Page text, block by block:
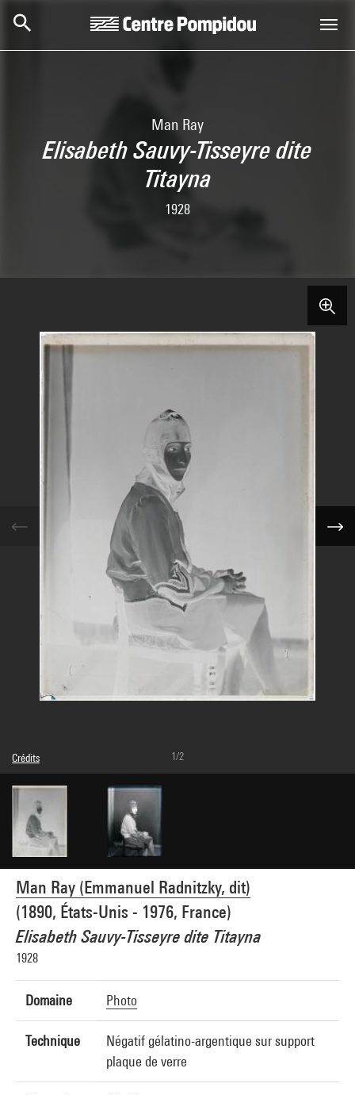
Man Ray
Elisabeth Sauvy-Tisseyre dite
Titayna
1928
Man Ray (Emmanuel Radnitzky, dit)
(1890, États-Unis - 1976, France)
Elisabeth Sauvy-Tisseyre dite Titayna
1928
Domaine Photo
Technique
Négatif gélatino-argentique sur support
plaque de verre
Crédits
© Man Ray Trust / Adagp, Paris
Réf. image : 4G02398
1/2